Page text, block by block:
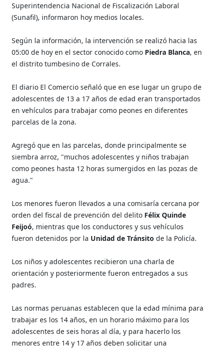
Superintendencia Nacional de Fiscalización Laboral
(Sunafil), informaron hoy medios locales.
Según la información, la intervención se realizó hacia las
05:00 de hoy en el sector conocido como Piedra Blanca, en
el distrito tumbesino de Corrales.
El diario El Comercio señaló que en ese lugar un grupo de
adolescentes de 13 a 17 años de edad eran transportados
en vehículos para trabajar como peones en diferentes
parcelas de la zona.
Agregó que en las parcelas, donde principalmente se
siembra arroz, "muchos adolescentes y niños trabajan
como peones hasta 12 horas sumergidos en las pozas de
agua."
Los menores fueron llevados a una comisaría cercana por
orden del fiscal de prevención del delito Félix Quinde
Feijoó, mientras que los conductores y sus vehículos
fueron detenidos por la Unidad de Tránsitode la Policía.
Los niños y adolescentes recibieron una charla de
orientación y posteriormente fueron entregados a sus
padres.
Las normas peruanas establecen que la edad mínima para
trabajar es los 14 años, en un horario máximo para los
adolescentes de seis horas al día, y para hacerlo los
menores entre 14 y 17 años deben solicitar una